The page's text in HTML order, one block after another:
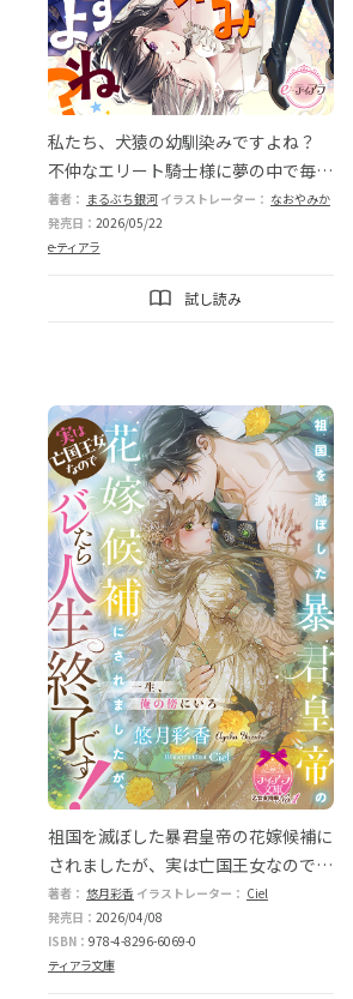
私たち、犬猿の幼馴染みですよね？
不仲なエリート騎士様に夢の中で毎晩
蕩かされてます
著者： まるぶち銀河 イラストレーター： なおやみか
発売日： 2026/05/22
e-ティアラ
試し読み
祖国を滅ぼした暴君皇帝の花嫁候補に
されましたが、実は亡国王女なのでバ
レたら人生終了です！
著者： 悠月彩香 イラストレーター： Ciel
発売日： 2026/04/08
ISBN： 978-4-8296-6069-0
ティアラ文庫